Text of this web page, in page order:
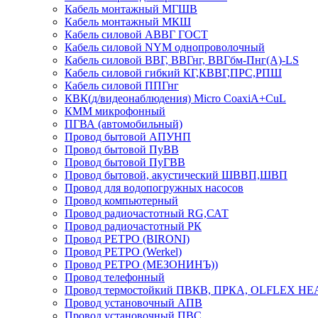
Кабель монтажный МГШВ
Кабель монтажный МКШ
Кабель силовой АВВГ ГОСТ
Кабель силовой NYM однопроволочный
Кабель силовой ВВГ, ВВГнг, ВВГбм-Пнг(А)-LS
Кабель силовой гибкий КГ,КВВГ,ПРС,РПШ
Кабель силовой ППГнг
КВК(д/видеонаблюдения) Micro CoaxiA+CuL
КММ микрофонный
ПГВА (автомобильный)
Провод бытовой АПУНП
Провод бытовой ПуВВ
Провод бытовой ПуГВВ
Провод бытовой, акустический ШВВП,ШВП
Провод для водопогружных насосов
Провод компьютерный
Провод радиочастотный RG,САТ
Провод радиочастотный РК
Провод РЕТРО (BIRONI)
Провод РЕТРО (Werkel)
Провод РЕТРО (МЕЗОНИНЪ))
Провод телефонный
Провод термостойкий ПВКВ, ПРКА, OLFLEX
Провод установочный АПВ